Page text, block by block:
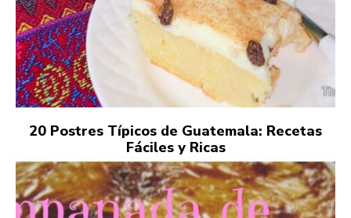
20 Postres Típicos de Guatemala: Recetas
Fáciles y Ricas